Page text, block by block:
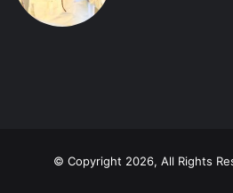
© Copyright 2026, All Rights